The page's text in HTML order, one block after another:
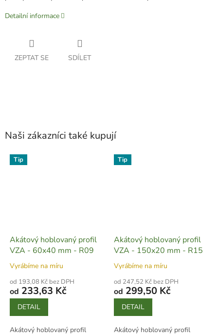
Detailní informace
ZEPTAT SE SDÍLET
Naši zákazníci také kupují
Tip
Akátový hoblovaný profil
VZA - 60x40 mm - R09
Vyrábíme na míru
od 193,08 Kč bez DPH
od 233,63 Kč
DETAIL
Akátový hoblovaný profil
Tip
Akátový hoblovaný profil
VZA - 150x20 mm - R15
Vyrábíme na míru
od 247,52 Kč bez DPH
od 299,50 Kč
DETAIL
Akátový hoblovaný profil